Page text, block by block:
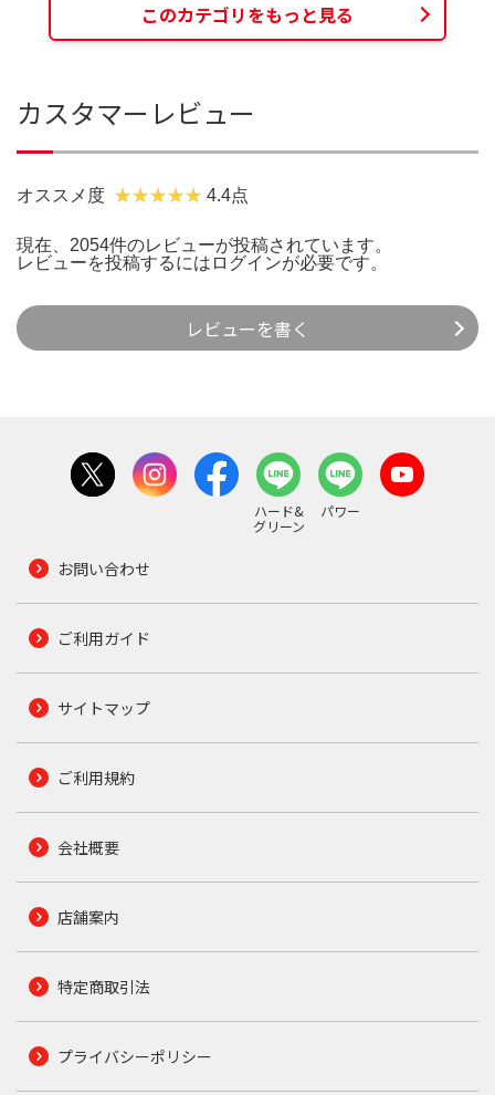
このカテゴリをもっと見る
カスタマーレビュー
オススメ度 4.4点
現在、2054件のレビューが投稿されています。
レビューを投稿するには ログインが必要です。
レビューを書く
ハード&
グリーン
パワー
お問い合わせ
ご利用ガイド
サイトマップ
ご利用規約
会社概要
店舗案内
特定商取引法
プライバシーポリシー